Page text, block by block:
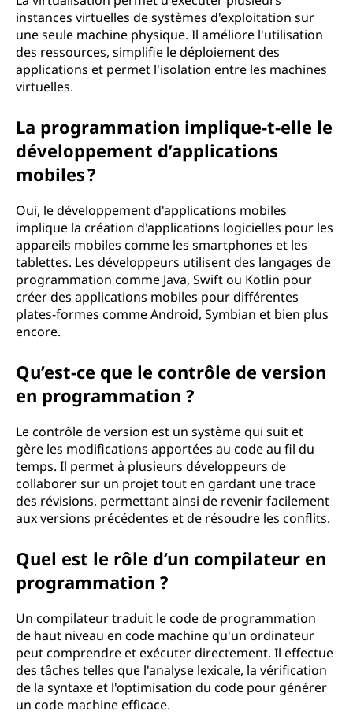
instances virtuelles de systèmes d'exploitation sur
une seule machine physique. Il améliore l'utilisation
des ressources, simplifie le déploiement des
applications et permet l'isolation entre les machines
virtuelles.
La programmation implique-t-elle le
développement d’applications
mobiles ?
Oui, le développement d'applications mobiles
implique la création d'applications logicielles pour les
appareils mobiles comme les smartphones et les
tablettes. Les développeurs utilisent des langages de
programmation comme Java, Swift ou Kotlin pour
créer des applications mobiles pour différentes
plates-formes comme Android, Symbian et bien plus
encore.
Qu’est-ce que le contrôle de version
en programmation ?
Le contrôle de version est un système qui suit et
gère les modifications apportées au code au fil du
temps. Il permet à plusieurs développeurs de
collaborer sur un projet tout en gardant une trace
des révisions, permettant ainsi de revenir facilement
aux versions précédentes et de résoudre les conflits.
Quel est le rôle d’un compilateur en
programmation ?
Un compilateur traduit le code de programmation
de haut niveau en code machine qu'un ordinateur
peut comprendre et exécuter directement. Il effectue
des tâches telles que l'analyse lexicale, la vérification
de la syntaxe et l'optimisation du code pour générer
un code machine efficace.